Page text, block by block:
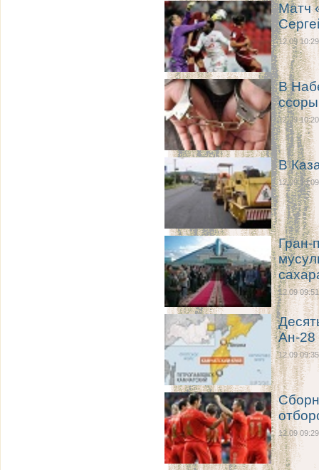
Матч
12.09 10:29
В
12.09 10:20
В
12.09 10:09
Гран-
12.09 09:51
Ан-28
12.09 09:35
12.09 09:29